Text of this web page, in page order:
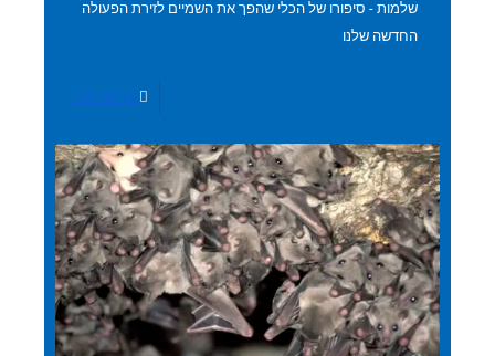
שלמות - סיפורו של הכלי שהפך את השמיים לזירת הפעולה
החדשה שלנו
קראו עוד